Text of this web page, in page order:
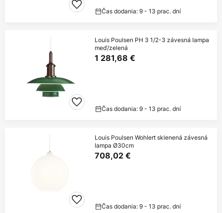
Čas dodania: 9 - 13 prac. dní
Louis Poulsen PH 3 1/2-3 závesná lampa
meď/zelená
1 281,68 €
Čas dodania: 9 - 13 prac. dní
Louis Poulsen Wohlert sklenená závesná
lampa Ø30cm
708,02 €
Čas dodania: 9 - 13 prac. dní